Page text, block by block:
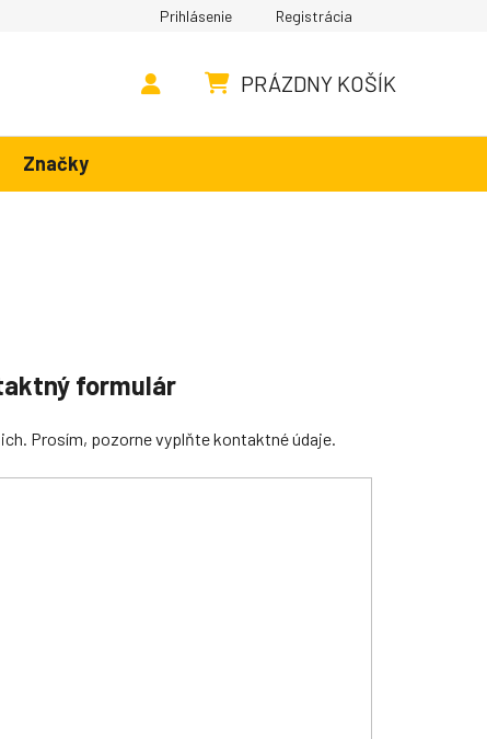
Prihlásenie Registrácia
PRÁZDNY KOŠÍK
Značky
formulár
Prosím, pozorne vyplňte kontaktné údaje.